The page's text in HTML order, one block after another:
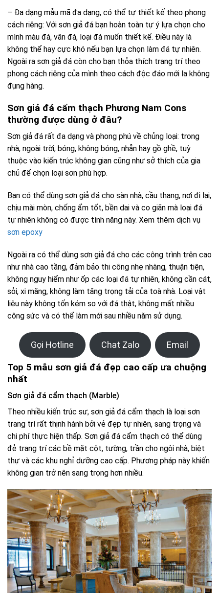
– Đa dạng mẫu mã đa dạng, có thể tự thiết kế theo phong
cách riêng: Với sơn giả đá bạn hoàn toàn tự ý lựa chọn cho
mình màu đá, vân đá, loại đá muốn thiết kế. Điều này là
không thể hay cực khó nếu bạn lựa chọn làm đá tự nhiên.
Ngoài ra sơn giả đá còn cho bạn thỏa thích trang trí theo
phong cách riêng của mình theo cách độc đáo mới lạ không
đụng hàng.
Sơn giả đá cẩm thạch Phương Nam Cons
thường được dùng ở đâu?
Sơn giả đá rất đa dạng và phong phú về chủng loại: trong
nhà, ngoài trời, bóng, không bóng, nhẵn hay gồ ghề, tuỳ
thuộc vào kiến trúc không gian cũng như sở thích của gia
chủ để chọn loại sơn phù hợp.
Bạn có thể dùng sơn giả đá cho sàn nhà, cầu thang, nơi đi lại,
chịu mài mòn, chống ẩm tốt, bền dai và co giãn mà loại đá
tự nhiên không có được tính năng này. Xem thêm dịch vụ
sơn epoxy
Ngoài ra có thể dùng sơn giả đá cho các công trình trên cao
như nhà cao tầng, đảm bảo thi công nhẹ nhàng, thuận tiện,
không nguy hiểm như ốp các loại đá tự nhiên, không cần cát,
sỏi, xi măng, không làm tăng trọng tải của toà nhà. Loại vật
liệu này không tốn kém so với đá thật, không mất nhiều
công sức và có thể làm mới sau nhiều năm sử dụng.
Gọi Hotline Chat Zalo Email
Top 5 mẫu sơn giả đá đẹp cao cấp ưa chuộng
nhất
Sơn giả đá cẩm thạch (Marble)
Theo nhiều kiến trúc sư, sơn giả đá cẩm thạch là loại sơn
trang trí rất thịnh hành bởi vẻ đẹp tự nhiên, sang trọng và
chi phí thực hiện thấp. Sơn giả đá cẩm thạch có thể dùng
đẻ trang trí các bề mặt cột, tường, trần cho ngôi nhà, biệt
thự và các khu nghỉ dưỡng cao cấp. Phương pháp này khiến
không gian trở nên sang trọng hơn nhiều.